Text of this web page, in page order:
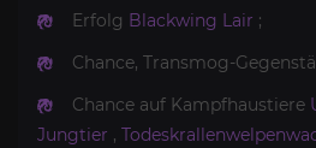
Erfolg Blackwing Lair ;
Chance, Transmog-
Chance auf Kampfhaustiere
Jungtier ,